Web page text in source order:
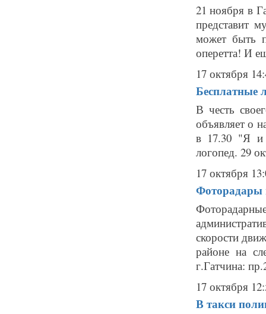
21 ноября в
представит
может быть
оперетта! И
17 октября
Бесплатные
В честь
объявляет о
в 17.30 "Я и
логопед. 29
17 октября
Фоторадары
скорости
районе на
г.Гатчина:
17 октября
В такси